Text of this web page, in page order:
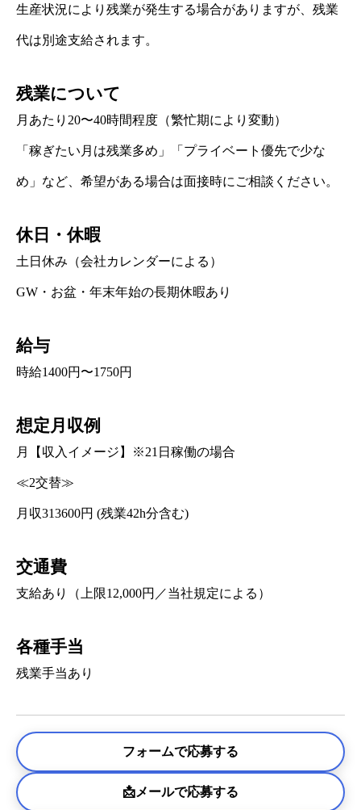
生産状況により残業が発生する場合がありますが、残業
代は別途支給されます。
残業について
月あたり20〜40時間程度（繁忙期により変動）
「稼ぎたい月は残業多め」「プライベート優先で少な
め」など、希望がある場合は面接時にご相談ください。
休日・休暇
土日休み（会社カレンダーによる）
GW・お盆・年末年始の長期休暇あり
給与
時給1400円〜1750円
想定月収例
月【収入イメージ】※21日稼働の場合
≪2交替≫
月収313600円 (残業42h分含む)
交通費
支給あり（上限12,000円／当社規定による）
各種手当
残業手当あり
フォームで応募する
📩メールで応募する